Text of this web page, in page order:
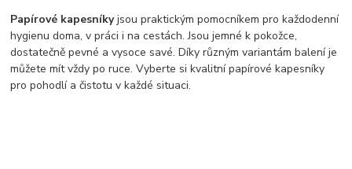
Papírové kapesníkyjsou praktickým pomocníkem pro každodenní
hygienu doma, v práci i na cestách. Jsou jemné k pokožce,
dostatečně pevné a vysoce savé. Díky různým variantám balení je
můžete mít vždy po ruce. Vyberte si kvalitní papírové kapesníky
pro pohodlí a čistotu v každé situaci.